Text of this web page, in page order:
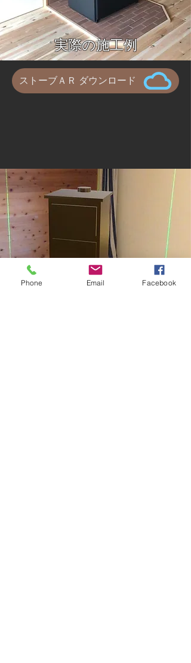
実際の施工例
ストーブＡＲ ダウンロード
Phone Email Facebook